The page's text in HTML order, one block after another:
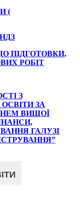
(
ПІДГОТОВКИ,
РОБІТ
З
ЗА
ВИЩОЇ
ГАЛУЗІ